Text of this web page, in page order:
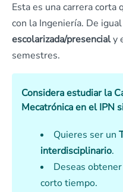
Esta es una carrera corta
con la Ingeniería. De
escolarizada/presencialy
semestres.
Considera estudiar la
Mecatrónica en el IPN
Quieres ser un
interdisciplinario.
Deseas
corto tiempo.